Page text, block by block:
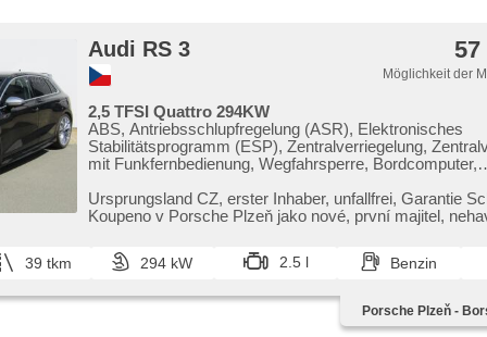
Audi RS 3 57
Möglichkeit der
2,5 TFSI Quattro 294KW
ABS, Antriebsschlupfregelung (ASR), Elektronisches
Stabilitätsprogramm (ESP), Zentralverriegelung,
mit Funkfernbedienung, Wegfahrsperre, Bordcomputer,
Ledersitze, beheizte Sitze, Tempomat,
4x4, Servolenkung, Getönte Scheiben, Parkassistent,
Brems-Assistent, Heckscheibenwischer, Sportsitze,
Außenthermometer, Teilbare Rücksitzbank,
Vorderlichter LED, Panoramadach, Fahrkamera, Start-
asistent rozjezdu do kopce (HSA), Bluetooth, El.
Ursprungsland CZ,​ erster Inhaber,​ unfallfrei,​ Garantie
Koupeno v Porsche Plzeň jako nové,​ první majitel,​
39 tkm 294 kW 2.5 l Benzin
Porsche Plzeň -